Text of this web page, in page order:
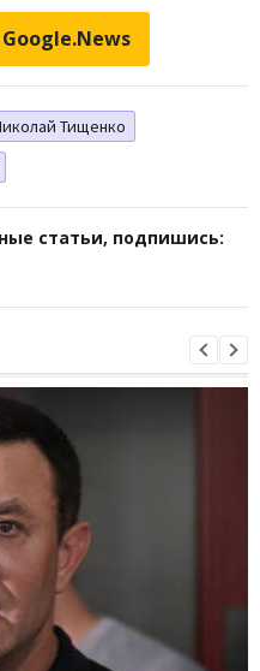
Тищенко
статьи, подпишись: